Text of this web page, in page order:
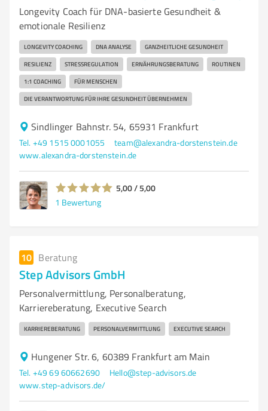
Longevity Coach für DNA-basierte Gesundheit &
emotionale Resilienz
LONGEVITY COACHING DNA ANALYSE GANZHEITLICHE GESUNDHEIT
RESILIENZ STRESSREGULATION ERNÄHRUNGSBERATUNG ROUTINEN
1:1 COACHING FÜR MENSCHEN
DIE VERANTWORTUNG FÜR IHRE GESUNDHEIT ÜBERNEHMEN
Sindlinger Bahnstr. 54, 65931 Frankfurt
Tel. +49 1515 0001055
team@alexandra-dorstenstein.de
www.alexandra-dorstenstein.de
5,00 / 5,00
1 Bewertung
10 Beratung
Step Advisors GmbH
Personalvermittlung, Personalberatung,
Karriereberatung, Executive Search
KARRIEREBERATUNG PERSONALVERMITTLUNG EXECUTIVE SEARCH
Hungener Str. 6, 60389 Frankfurt am Main
Tel. +49 69 60662690
Hello@step-advisors.de
www.step-advisors.de/